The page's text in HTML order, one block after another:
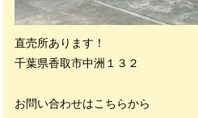
直売所あります！
千葉県香取市中洲１３２
お問い合わせはこちらから